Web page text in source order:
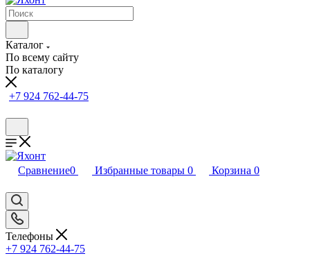
Каталог
По всему сайту
По каталогу
+7 924 762-44-75
Сравнение0 Избранные товары 0 Корзина 0
Телефоны
+7 924 762-44-75